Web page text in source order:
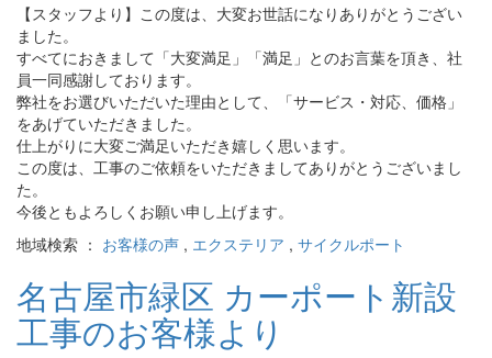
【スタッフより】この度は、大変お世話になりありがとうござい
ました。
すべてにおきまして「大変満足」「満足」とのお言葉を頂き、社
員一同感謝しております。
弊社をお選びいただいた理由として、「サービス・対応、価格」
をあげていただきました。
仕上がりに大変ご満足いただき嬉しく思います。
この度は、工事のご依頼をいただきましてありがとうございまし
た。
今後ともよろしくお願い申し上げます。
地域検索 ： お客様の声 , エクステリア , サイクルポート
名古屋市緑区 カーポート新設
工事のお客様より